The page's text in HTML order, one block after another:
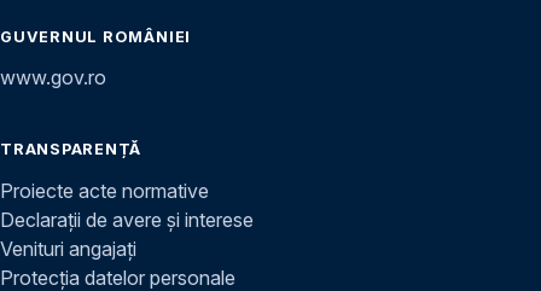
GUVERNUL ROMÂNIEI
www.gov.ro
TRANSPARENȚĂ
Proiecte acte normative
Declarații de avere și interese
Venituri angajați
Protecția datelor personale